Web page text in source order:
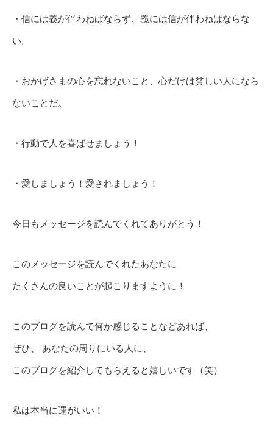
・信には義が伴わねばならず、義には信が伴わねばならな
い。
・おかげさまの心を忘れないこと、心だけは貧しい人になら
ないことだ。
・行動で人を喜ばせましょう！
・愛しましょう！愛されましょう！
今日もメッセージを読んでくれてありがとう！
このメッセージを読んでくれたあなたに
たくさんの良いことが起こりますように！
このブログを読んで何か感じることなどあれば、
ぜひ、 あなたの周りにいる人に、
このブログを紹介してもらえると嬉しいです（笑）
私は本当に運がいい！